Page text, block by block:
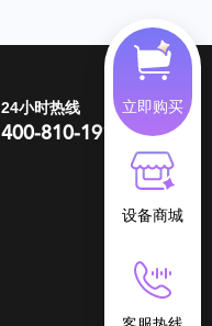
24小时热线
400-810-1919
立即购买
设备商城